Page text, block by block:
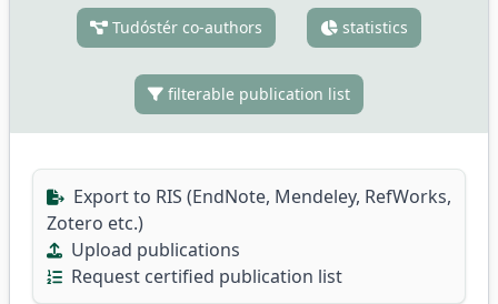
Tudóstér co-authors statistics
filterable publication list
Export to RIS (EndNote, Mendeley, RefWorks,
Zotero etc.)
Upload publications
Request certified publication list